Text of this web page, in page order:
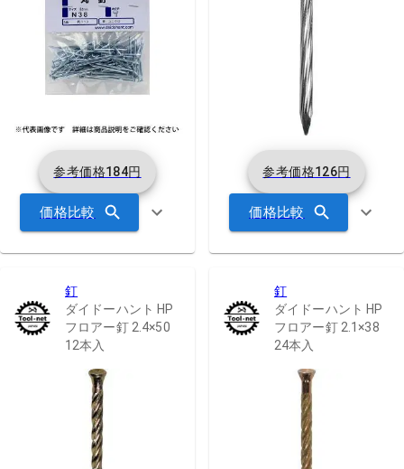
参考価格184円
価格比較
参考価格126円
価格比較
釘
ダイドーハント HP
フロアー釘 2.4×50
12本入
釘
ダイドーハント HP
フロアー釘 2.1×38
24本入